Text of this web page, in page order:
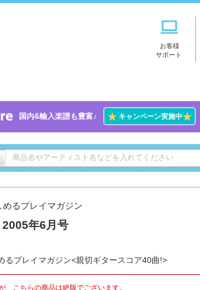
お客様
サポート
国内&輸入楽譜も豊富♪ ★キャンペーン実施中★
るプレイマガジン
年6月号
るプレイマガジン<親切ギタースコア40曲!>
こちらの商品は絶版でございます。